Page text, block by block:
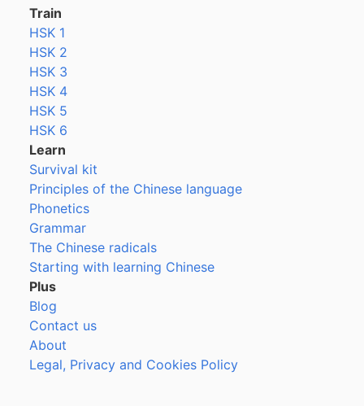
Train
HSK 1
HSK 2
HSK 3
HSK 4
HSK 5
HSK 6
Learn
Survival kit
Principles of the Chinese language
Phonetics
Grammar
The Chinese radicals
Starting with learning Chinese
Plus
Blog
Contact us
About
Legal, Privacy and Cookies Policy